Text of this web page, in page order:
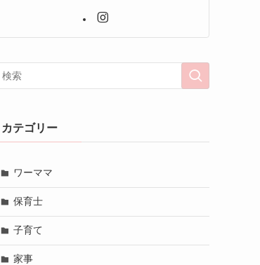
カテゴリー
ワーママ
保育士
子育て
家事